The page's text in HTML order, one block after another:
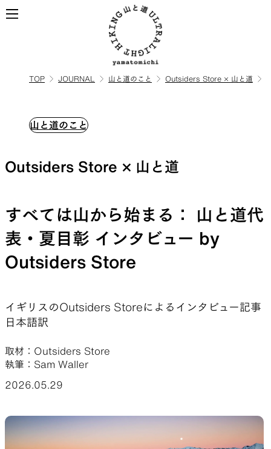
TOPS
ジング
BOTTOMS
ツ＆ショーツ
JACKETS
TOP JOURNAL 山と道のこと Outsiders Store × 山と道
山と道のこと
Outsiders Store × 山と道
すべては山から始まる： 山と道代
表・夏目彰 インタビュー by
Outsiders Store
イギリスのOutsiders Storeによるインタビュー記事
日本語訳
取材：Outsiders Store
執筆：Sam Waller
2026.05.29